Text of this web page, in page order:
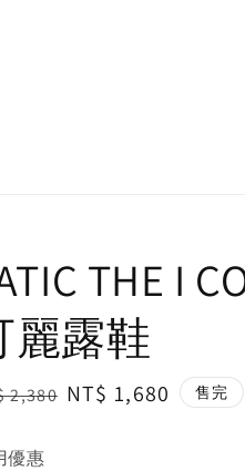
THE I
麗露鞋
2,380 Sale
NT$ 1,680 售完
優惠